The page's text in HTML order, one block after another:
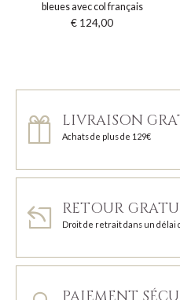
bleues avec col français
€ 124,00
LIVRAISON
Achats de plus de 129€
RETOUR
Droit de retrait dans un délai